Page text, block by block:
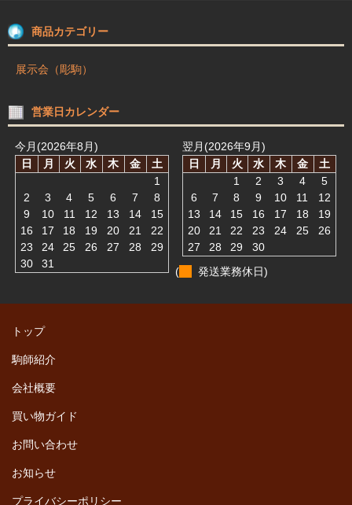
商品カテゴリー
展示会（彫駒）
営業日カレンダー
今月(2026年8月)
日
月 火 水 木 金
土
1
2
3 4 5 6 7
8
9
10 11 12 13 14
15
16
17 18 19 20 21
22
23
24 25 26 27 28
29
30
31
翌月(2026年9月)
日
月 火 水 木 金
土
1
2 3 4
5
6
7 8 9 10 11
12
13
14 15 16 17 18
19
20
21 22 23 24 25
26
27
28 29
30
(
発送業務休日)
トップ
駒師紹介
会社概要
買い物ガイド
お問い合わせ
お知らせ
プライバシーポリシー